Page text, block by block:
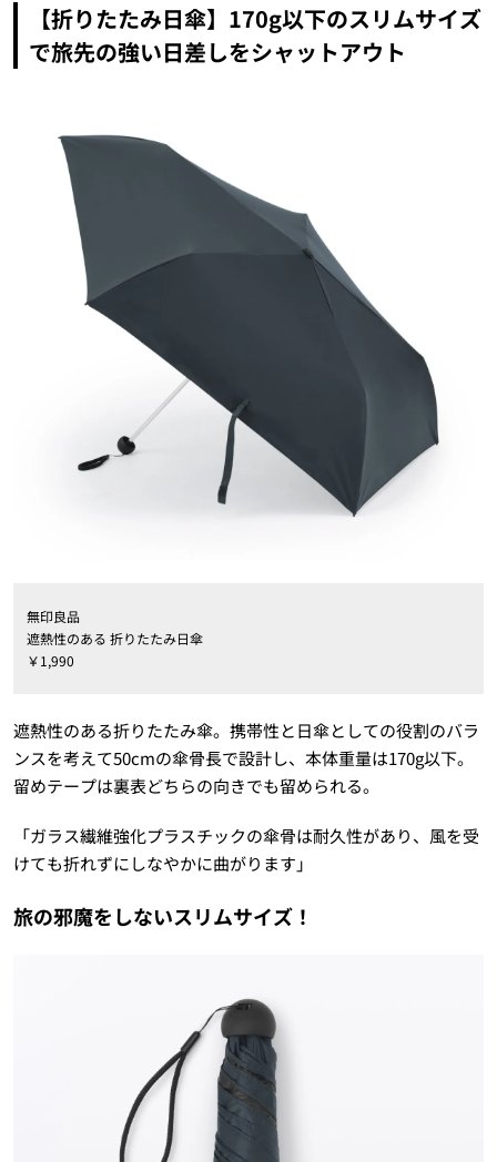
【折りたたみ日傘】170g以下のスリムサイズ
で旅先の強い日差しをシャットアウト
無印良品
遮熱性のある 折りたたみ日傘
￥1,990
遮熱性のある折りたたみ傘。携帯性と日傘としての役割のバラ
ンスを考えて50cmの傘骨長で設計し、本体重量は170g以下。
留めテープは裏表どちらの向きでも留められる。
「ガラス繊維強化プラスチックの傘骨は耐久性があり、風を受
けても折れずにしなやかに曲がります」
旅の邪魔をしないスリムサイズ！